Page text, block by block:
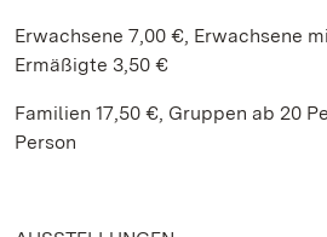
Erwachsene 7,00 €, Erwachsene
Ermäßigte 3,50 €
Familien 17,50 €, Gruppen ab 20
Person